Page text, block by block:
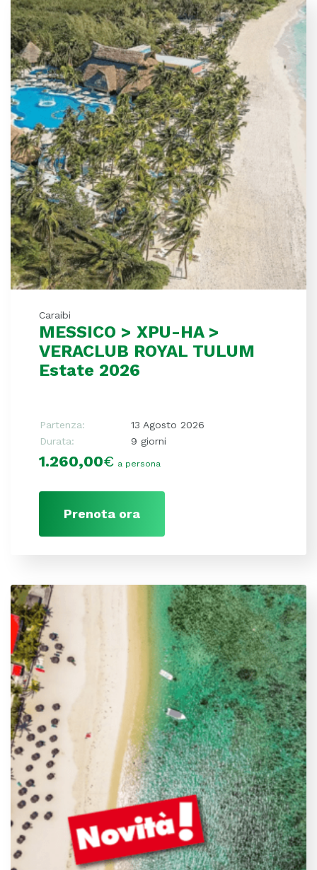
Caraibi
MESSICO > XPU-HA >
VERACLUB ROYAL TULUM
Estate 2026
Partenza:
13 Agosto 2026
Durata:
9 giorni
1.260,00€ a persona
Prenota ora